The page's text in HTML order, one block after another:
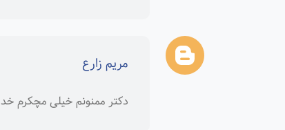
مریم زارع
دکتر ممنونم خیلی مچکرم